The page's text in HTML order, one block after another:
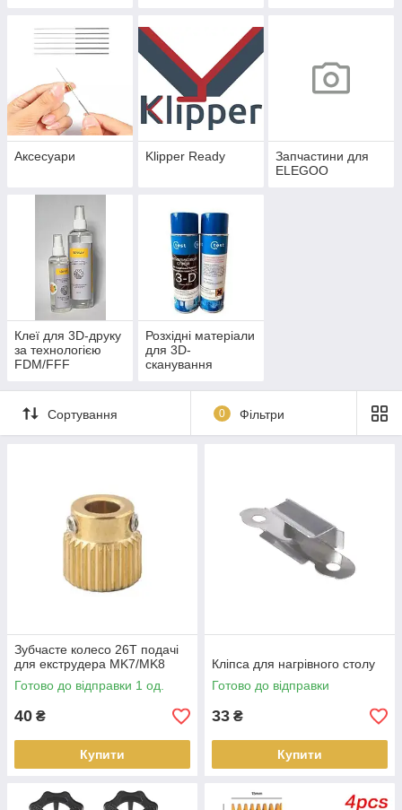
Аксесуари Klipper Ready
Запчастини для
ELEGOO
Клеї для 3D-друку
за технологією
FDM/FFF
Розхідні матеріали
для 3D-
сканування
Сортування 0 Фільтри
Зубчасте колесо 26Т подачі
для екструдера MK7/MK8
Готово до відправки 1 од.
40 ₴
Купити
Кліпса для нагрівного столу
Готово до відправки
33 ₴
Купити